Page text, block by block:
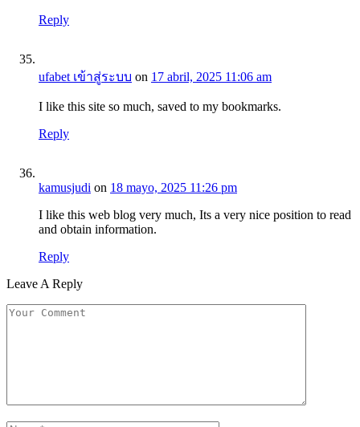
Reply
ufabet เข้าสู่ระบบ on 17 abril, 2025 11:06 am
I like this site so much, saved to my bookmarks.
Reply
kamusjudi on 18 mayo, 2025 11:26 pm
I like this web blog very much, Its a very nice position to read
and obtain information.
Reply
Leave A Reply